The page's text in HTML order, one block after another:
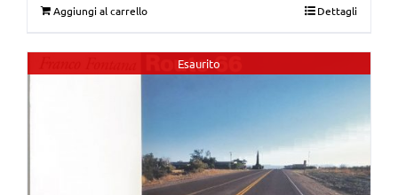
era:
è:
Aggiungi al carrello Dettagli
Esaurito